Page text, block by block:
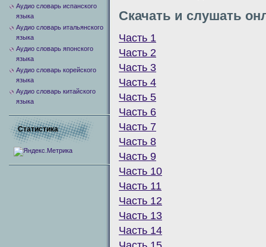
Скачать и слушать
Часть 1
Часть 2
Часть 3
Часть 4
Часть 5
Часть 6
Часть 7
Часть 8
Часть 9
Часть 10
Часть 11
Часть 12
Часть 13
Часть 14
Аудио словарь испанского
языка
Аудио словарь итальянского
языка
Аудио словарь японского
языка
Аудио словарь корейского
языка
Аудио словарь китайского
языка
Статистика